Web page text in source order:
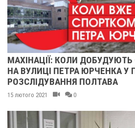
МАХІНАЦІЇ: КОЛИ
НА ВУЛИЦІ ПЕТРА ЮРЧЕНКА У
РОЗСЛІДУВАННЯ ПОЛТАВА
15 лютого 2021 0